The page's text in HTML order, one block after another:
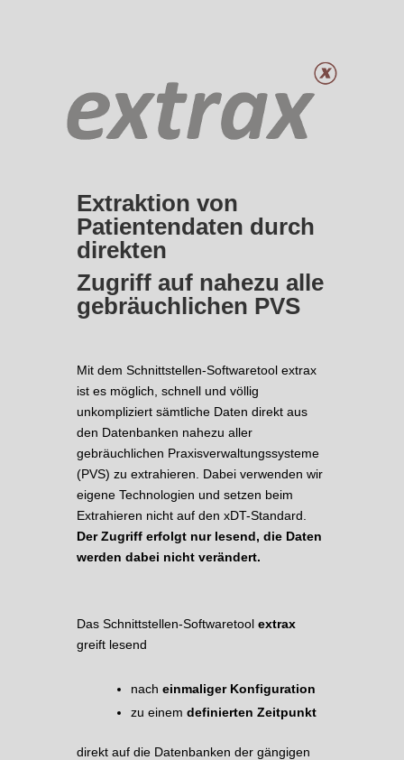
Extraktion von
Patientendaten durch
direkten
Zugriff auf nahezu alle
gebräuchlichen PVS
Mit dem Schnittstellen-Softwaretool extrax
ist es möglich, schnell und völlig
unkompliziert sämtliche Daten direkt aus
den Datenbanken nahezu aller
gebräuchlichen Praxisverwaltungssysteme
(PVS) zu extrahieren. Dabei verwenden wir
eigene Technologien und setzen beim
Extrahieren nicht auf den xDT-Standard.
Der Zugriff erfolgt nur lesend, die Daten
werden dabei nicht verändert.
Das Schnittstellen-Softwaretool extrax
greift lesend
nach einmaliger Konfiguration
zu einem definierten Zeitpunkt
direkt auf die Datenbanken der gängigen